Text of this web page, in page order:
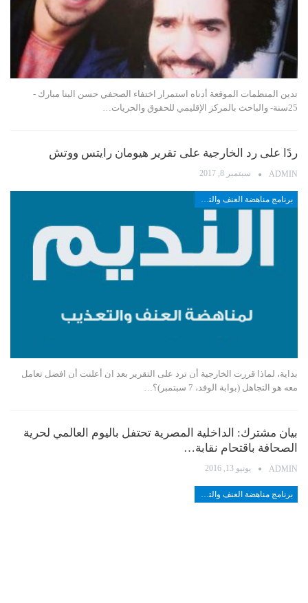
تدين المنظمات الموقعة أدناه استمرار اختفاء الصحفي حسن البنا مبارك -
25سنة- والباحث بالمركز الإقليمي للحقوق والحريات…
ردًا على رد الخارجية على تقرير هيومان رايتس ووتش
ADMIN سبتمبر 8, 2017
برنامج مناهضة العنف والتعذيب
بداية، لماذا قررت الخارجية أن ترد على التقرير بعد ان أعلنت أن افضل تعامل
معه هو التجاهل (بوابة الوفد، 7 سبتمبر)؟…
بيان مشترك: الداخلية المصرية تحتفل باليوم العالمي لحرية
الصحافة باقتحام نقابة…
ADMIN يونيو 13, 2016
برنامج مناهضة العنف والتعذيب